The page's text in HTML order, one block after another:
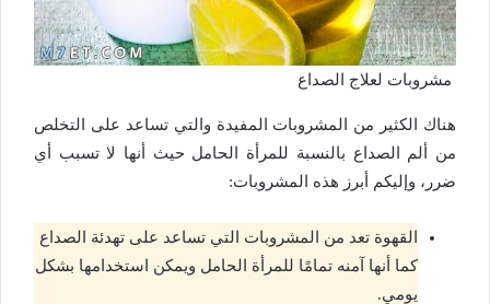
مشروبات لعلاج الصداع
هناك الكثير من المشروبات المفيدة والتي تساعد على التخلص
من ألم الصداع بالنسبة للمرأة الحامل حيث أنها لا تسبب أي
ضرر، وإليكم أبرز هذه المشروبات:
القهوة تعد من المشروبات التي تساعد على تهدئة الصداع
كما أنها آمنه تمامًا للمرأة الحامل ويمكن استخدامها بشكل
يومي.